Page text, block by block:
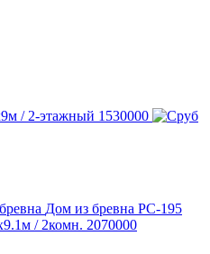
/ 2-этажный 1530000
Дом из бревна РС-195
/ 2комн. 2070000